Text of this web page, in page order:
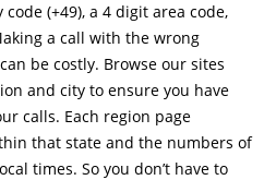
(+49), a 4 digit area code,
a call with the wrong
be costly. Browse our sites
and city to ensure you have
calls. Each region page
that state and the numbers of
times. So you don’t have to